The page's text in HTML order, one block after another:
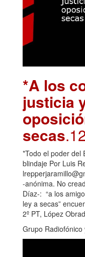
*A los
justicia
secas
*Todo el poder del
blindaje Por Luis
-anónima. No
Díaz-: “a los
ley a secas”
2º PT, López
Grupo Radiofónico